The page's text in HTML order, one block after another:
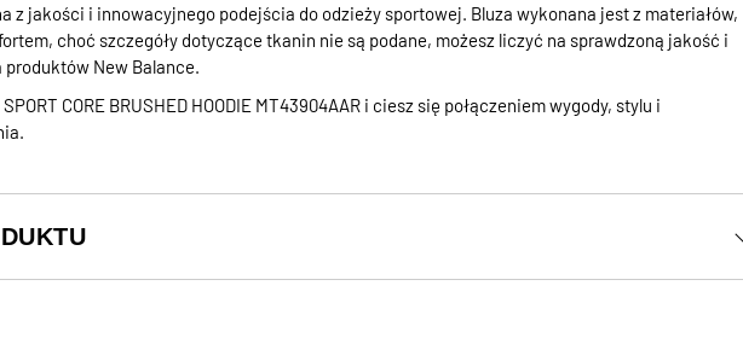
z jakości i innowacyjnego podejścia do odzieży sportowej. Bluza wykonana jest z materiałów,
choć szczegóły dotyczące tkanin nie są podane, możesz liczyć na sprawdzoną jakość i
produktów New Balance.
CORE BRUSHED HOODIE MT43904AAR i ciesz się połączeniem wygody, stylu i